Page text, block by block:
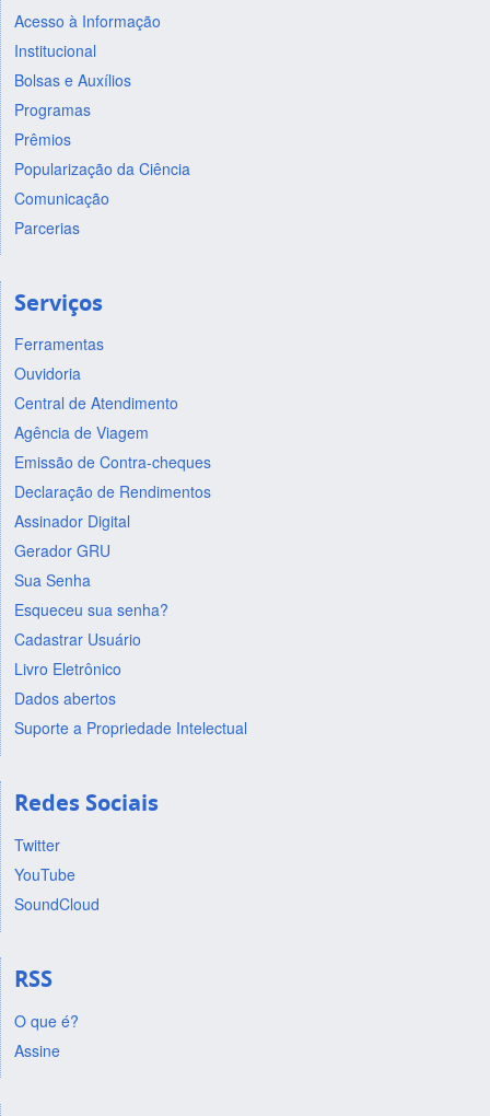
Acesso à Informação
Institucional
Bolsas e Auxílios
Programas
Prêmios
Popularização da Ciência
Comunicação
Parcerias
Serviços
Ferramentas
Ouvidoria
Central de Atendimento
Agência de Viagem
Emissão de Contra-cheques
Declaração de Rendimentos
Assinador Digital
Gerador GRU
Sua Senha
Esqueceu sua senha?
Cadastrar Usuário
Livro Eletrônico
Dados abertos
Suporte a Propriedade Intelectual
Redes Sociais
Twitter
YouTube
SoundCloud
RSS
O que é?
Assine